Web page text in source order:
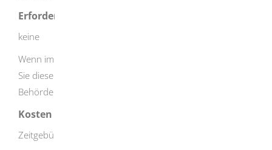
Erforderliche Unterlagen
keine
Wenn im Einzelfall Unterlagen erforderlich sind, können
Sie diese nach Anforderung durch die zuständige
Behörde nachreichen.
Kosten
Zeitgebühr: 12 Euro je Viertelstunde